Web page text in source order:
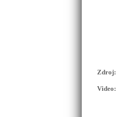
Zdroj:
Video: